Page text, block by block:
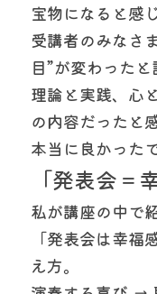
宝物になると感
受講者のみなさ
目”が変わったと
理論と実践、心
の内容だったと
本当に良かったで
「発表会＝
私が講座の中で
「発表会は幸
え方。